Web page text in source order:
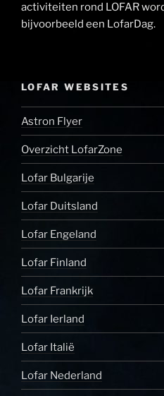
activiteiten rond LOFAR
bijvoorbeeld een LofarDag.
LOFAR WEBSITES
Astron Flyer
Overzicht LofarZone
Lofar Bulgarije
Lofar Duitsland
Lofar Engeland
Lofar Finland
Lofar Frankrijk
Lofar Ierland
Lofar Italië
Lofar Nederland